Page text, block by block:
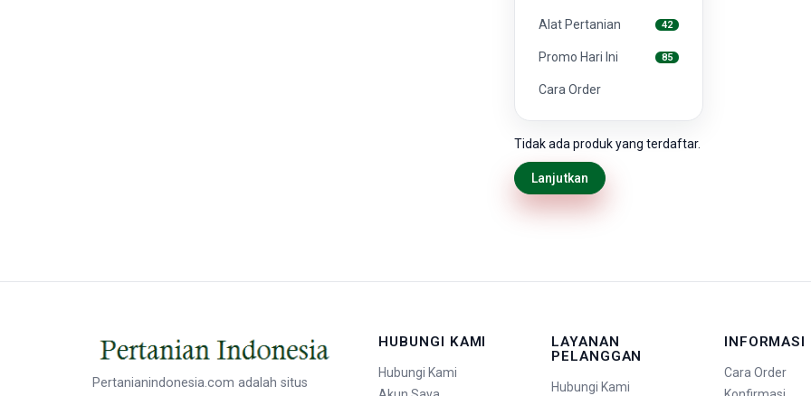
Alat Pertanian 42
Promo Hari Ini 85
Cara Order
Tidak ada produk yang terdaftar.
Lanjutkan
Pertanianindonesia.com adalah situs
HUBUNGI KAMI
Hubungi Kami
LAYANAN
PELANGGAN
Hubungi Kami
INFORMASI
Cara Order